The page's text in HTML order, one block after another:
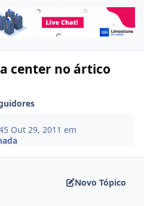
center no ártico
Out 29, 2011 em
Novo Tópico